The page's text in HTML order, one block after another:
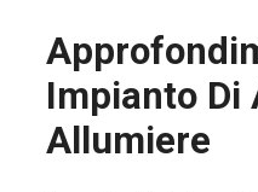
Impianto Di
Allumiere